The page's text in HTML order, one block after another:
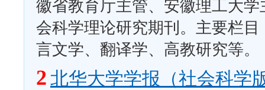
徽省教育厅主管、安徽理工大
会科学理论研究期刊。主要栏
言文学、翻译学、高教研究等。
2 北华大学学报（社会科学